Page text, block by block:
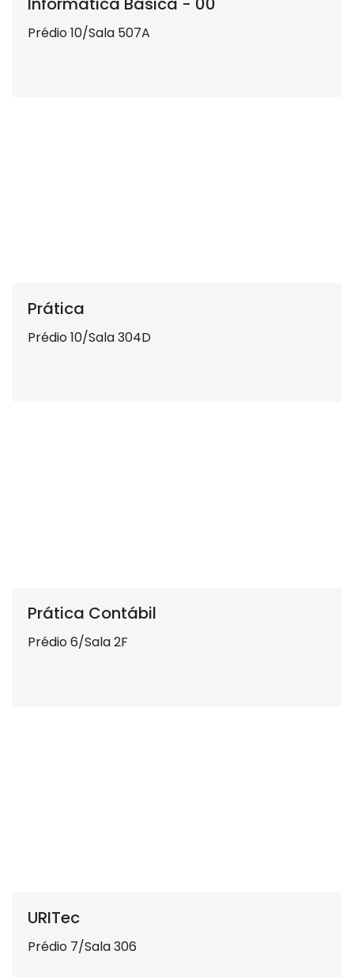
Prédio 10/Sala 507A
Prática
Prédio 10/Sala 304D
Prática Contábil
Prédio 6/Sala 2F
URITec
Prédio 7/Sala 306